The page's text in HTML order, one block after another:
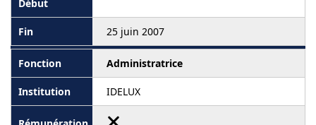
25 juin 2007
Administratrice
IDELUX